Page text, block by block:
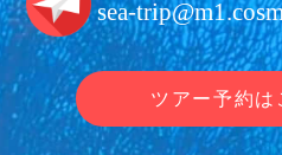
sea-
ツアー予約は